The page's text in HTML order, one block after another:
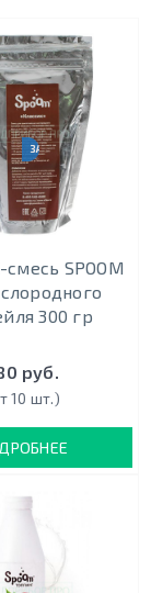
ЗАКАЗ ОТ 10000 РУБ.
SPOOM
300 гр
руб.
10 шт.)